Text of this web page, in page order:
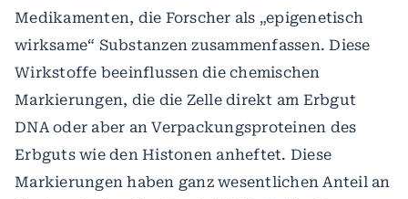
Medikamenten, die Forscher als „epigenetisch
wirksame“ Substanzen zusammenfassen. Diese
Wirkstoffe beeinflussen die chemischen
Markierungen, die die Zelle direkt am Erbgut
DNA oder aber an Verpackungsproteinen des
Erbguts wie den Histonen anheftet. Diese
Markierungen haben ganz wesentlichen Anteil an